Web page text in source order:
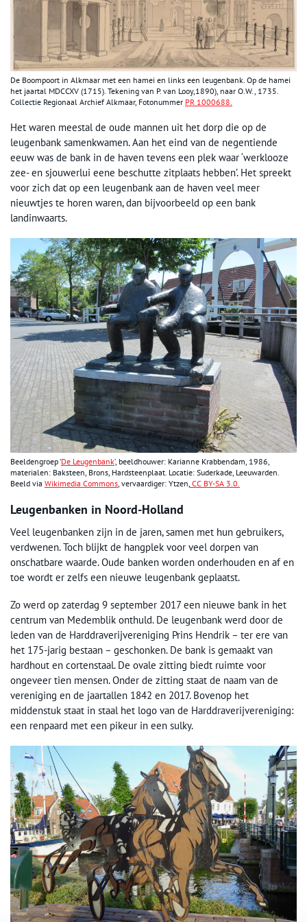
De Boompoort in Alkmaar met een hamei en links een leugenbank. Op de hamei
het jaartal MDCCXV (1715). Tekening van P. van Looy,1890), naar O.W., 1735.
Collectie Regionaal Archief Alkmaar, Fotonummer PR 1000688.
Het waren meestal de oude mannen uit het dorp die op de
leugenbank samenkwamen. Aan het eind van de negentiende
eeuw was de bank in de haven tevens een plek waar ‘werklooze
zee- en sjouwerlui eene beschutte zitplaats hebben’. Het spreekt
voor zich dat op een leugenbank aan de haven veel meer
nieuwtjes te horen waren, dan bijvoorbeeld op een bank
landinwaarts.
Beeldengroep ‘De Leugenbank’, beeldhouwer: Karianne Krabbendam, 1986,
materialen: Baksteen, Brons, Hardsteenplaat. Locatie: Suderkade, Leeuwarden.
Beeld via Wikimedia Commons, vervaardiger: Ytzen, CC BY-SA 3.0.
Leugenbanken in Noord-Holland
Veel leugenbanken zijn in de jaren, samen met hun gebruikers,
verdwenen. Toch blijkt de hangplek voor veel dorpen van
onschatbare waarde. Oude banken worden onderhouden en af en
toe wordt er zelfs een nieuwe leugenbank geplaatst.
Zo werd op zaterdag 9 september 2017 een nieuwe bank in het
centrum van Medemblik onthuld. De leugenbank werd door de
leden van de Harddraverijvereniging Prins Hendrik – ter ere van
het 175-jarig bestaan – geschonken. De bank is gemaakt van
hardhout en cortenstaal. De ovale zitting biedt ruimte voor
ongeveer tien mensen. Onder de zitting staat de naam van de
vereniging en de jaartallen 1842 en 2017. Bovenop het
middenstuk staat in staal het logo van de Harddraverijvereniging:
een renpaard met een pikeur in een sulky.